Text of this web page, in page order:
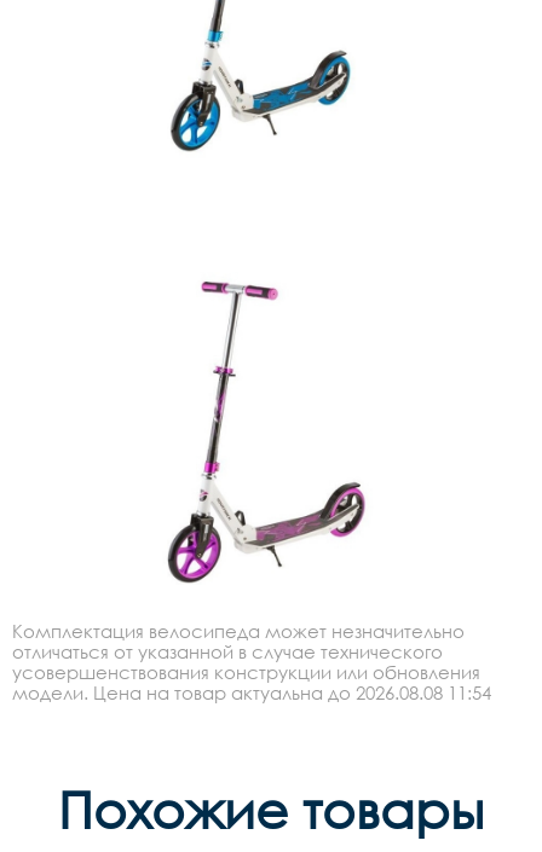
Комплектация велосипеда может незначительно
отличаться от указанной в случае технического
усовершенствования конструкции или обновления
модели. Цена на товар актуальна до 2026.08.08 11:54
Похожие товары